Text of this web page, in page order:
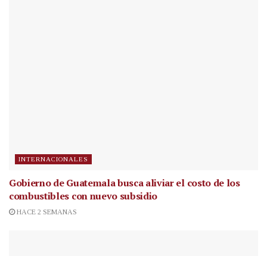
INTERNACIONALES
Gobierno de Guatemala busca aliviar el costo de los
combustibles con nuevo subsidio
HACE 2 SEMANAS